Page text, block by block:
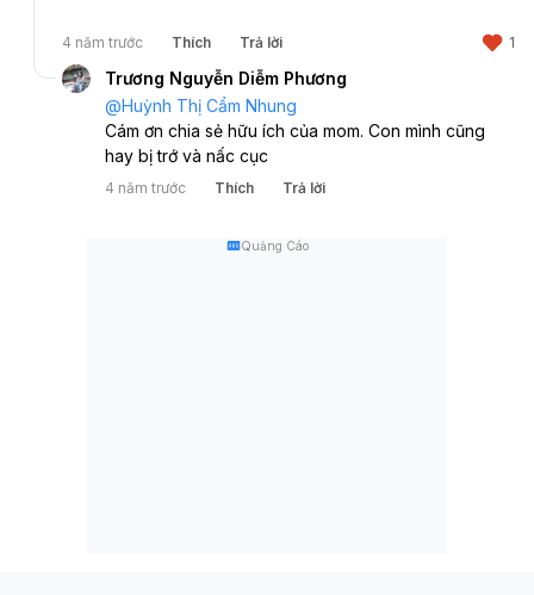
4 năm trước Thích Trả lời 1
Trương Nguyễn Diễm Phương
@Huỳnh Thị Cẩm Nhung
Cám ơn chia sẻ hữu ích của mom. Con mình cũng
hay bị trớ và nấc cục
4 năm trước Thích Trả lời
Quảng Cáo